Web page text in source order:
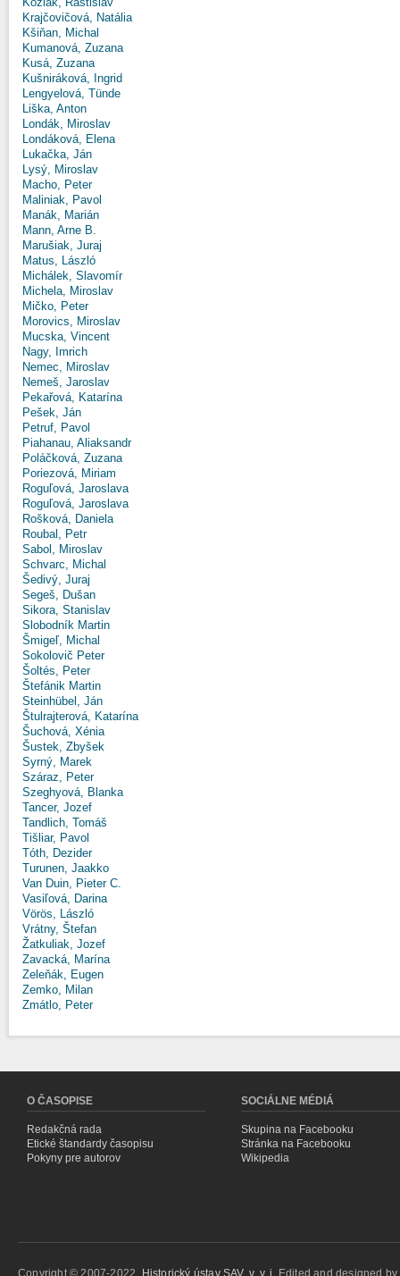
Krajčovičová, Natália
Kšiňan, Michal
Kumanová, Zuzana
Kusá, Zuzana
Kušniráková, Ingrid
Lengyelová, Tünde
Liška, Anton
Londák, Miroslav
Londáková, Elena
Lukačka, Ján
Lysý, Miroslav
Macho, Peter
Maliniak, Pavol
Manák, Marián
Mann, Arne B.
Marušiak, Juraj
Matus, László
Michálek, Slavomír
Michela, Miroslav
Mičko, Peter
Morovics, Miroslav
Mucska, Vincent
Nagy, Imrich
Nemec, Miroslav
Nemeš, Jaroslav
Pekařová, Katarína
Pešek, Ján
Petruf, Pavol
Piahanau, Aliaksandr
Poláčková, Zuzana
Poriezová, Miriam
Roguľová, Jaroslava
Roguľová, Jaroslava
Rošková, Daniela
Roubal, Petr
Sabol, Miroslav
Schvarc, Michal
Šedivý, Juraj
Segeš, Dušan
Sikora, Stanislav
Slobodník Martin
Šmigeľ, Michal
Sokolovič Peter
Šoltés, Peter
Štefánik Martin
Steinhübel, Ján
Štulrajterová, Katarína
Šuchová, Xénia
Šustek, Zbyšek
Syrný, Marek
Száraz, Peter
Szeghyová, Blanka
Tancer, Jozef
Tandlich, Tomáš
Tišliar, Pavol
Tóth, Dezider
Turunen, Jaakko
Van Duin, Pieter C.
Vasiľová, Darina
Vörös, László
Vrátny, Štefan
Žatkuliak, Jozef
Zavacká, Marína
Zeleňák, Eugen
Zemko, Milan
Zmátlo, Peter
O ČASOPISE
Redakčná rada
Etické štandardy časopisu
Pokyny pre autorov
SOCIÁLNE MÉDIÁ
Skupina na Facebooku
Stránka na Facebooku
Wikipedia